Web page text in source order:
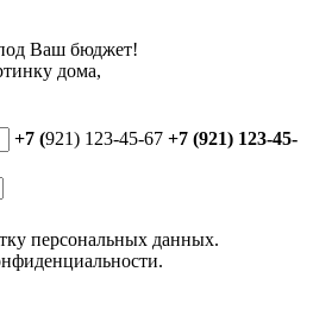
Ваш бюджет!
дома,
+7 (921) 123-45-67 +7 (921) 123-45-
персональных данных.